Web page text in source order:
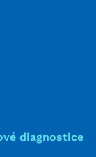
diagnostice